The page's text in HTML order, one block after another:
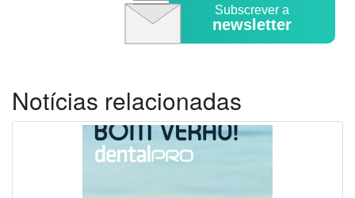
Subscrever a
newsletter
Notícias relacionadas